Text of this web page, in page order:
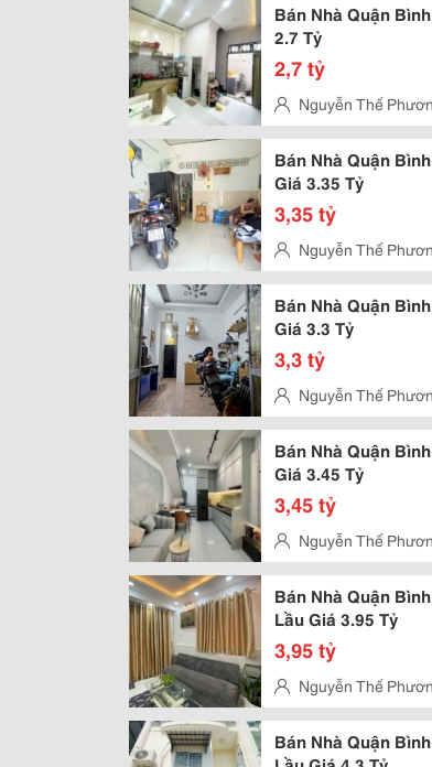
Bán Nhà Quận
2.7 Tỷ
2,7 tỷ
Nguyễn Thế
Bán Nhà Quận
Giá 3.35 Tỷ
3,35 tỷ
Nguyễn Thế
Bán Nhà Quận
Giá 3.3 Tỷ
3,3 tỷ
Nguyễn Thế
Bán Nhà Quận
Giá 3.45 Tỷ
3,45 tỷ
Nguyễn Thế
Bán Nhà Quận
Lầu Giá 3.95 Tỷ
3,95 tỷ
Nguyễn Thế
Bán Nhà Quận